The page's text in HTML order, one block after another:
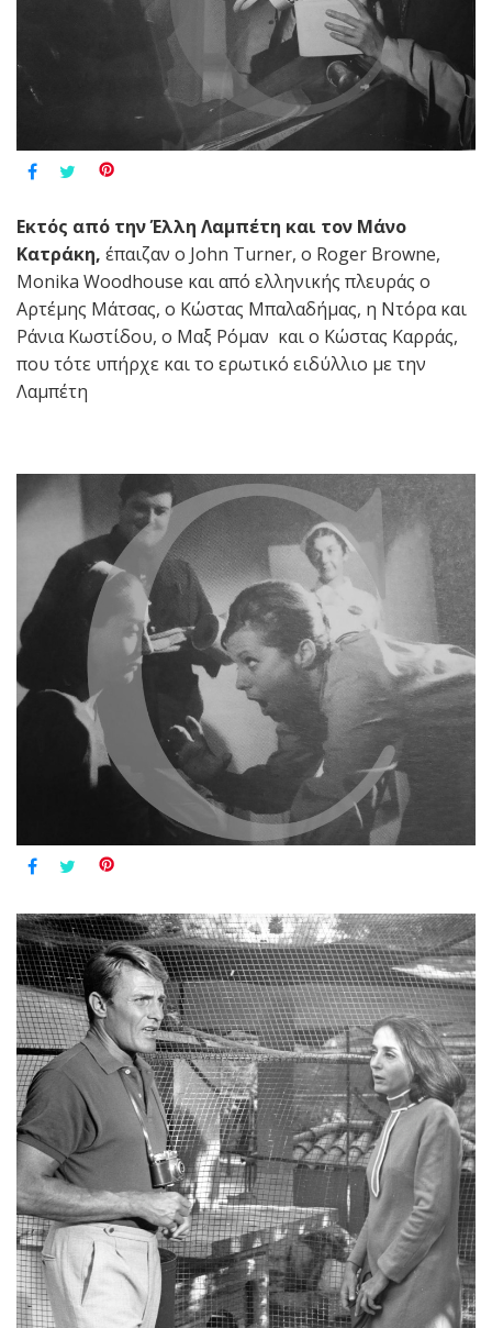
Εκτός από την Έλλη Λαμπέτη και τον Μάνο
Κατράκη, έπαιζαν ο John Turner, o Roger Browne,
Monika Woodhouse και από ελληνικής πλευράς ο
Αρτέμης Μάτσας, ο Κώστας Μπαλαδήμας, η Ντόρα και
Ράνια Κωστίδου, ο Μαξ Ρόμαν και ο Κώστας Καρράς,
που τότε υπήρχε και το ερωτικό ειδύλλιο με την
Λαμπέτη